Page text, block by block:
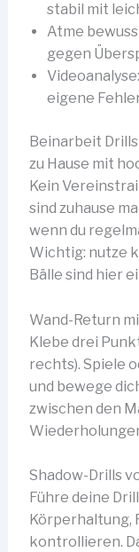
stabil mit
Atme
gegen
eigene
Beinarbeit
zu Hause mit
Kein
sind zuhause
wenn du
Wichtig: nutze
Bälle sind hier
Wand-Return
Klebe drei
rechts). Spiele
und bewege
zwischen den
Shadow-Drills
Führe deine
Körperhaltung,
kontrollieren.